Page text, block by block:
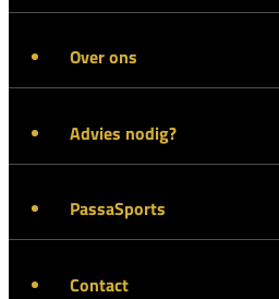
Over ons
Advies nodig?
PassaSports
Contact